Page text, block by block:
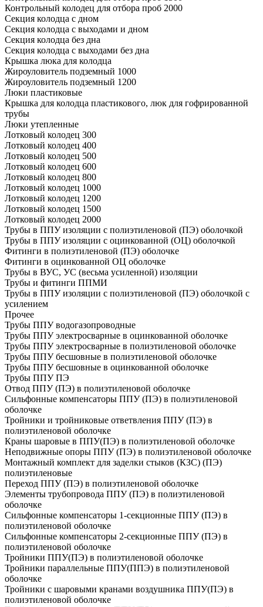
Контрольный колодец для отбора проб 2000
Секция колодца с дном
Секция колодца с выходами и дном
Секция колодца без дна
Секция колодца с выходами без дна
Крышка люка для колодца
Жироуловитель подземный 1000
Жироуловитель подземный 1200
Люки пластиковые
Крышка для колодца пластикового, люк для гофрированной
трубы
Люки утепленные
Лотковый колодец 300
Лотковый колодец 400
Лотковый колодец 500
Лотковый колодец 600
Лотковый колодец 800
Лотковый колодец 1000
Лотковый колодец 1200
Лотковый колодец 1500
Лотковый колодец 2000
Трубы в ППУ изоляции с полиэтиленовой (ПЭ) оболочкой
Трубы в ППУ изоляции с оцинкованной (ОЦ) оболочкой
Фитинги в полиэтиленовой (ПЭ) оболочке
Фитинги в оцинкованной ОЦ оболочке
Трубы в ВУС, УС (весьма усиленной) изоляции
Трубы и фитинги ППМИ
Трубы в ППУ изоляции с полиэтиленовой (ПЭ) оболочкой с
усилением
Прочее
Трубы ППУ водогазопроводные
Трубы ППУ электросварные в оцинкованной оболочке
Трубы ППУ электросварные в полиэтиленовой оболочке
Трубы ППУ бесшовные в полиэтиленовой оболочке
Трубы ППУ бесшовные в оцинкованной оболочке
Трубы ППУ ПЭ
Отвод ППУ (ПЭ) в полиэтиленовой оболочке
Сильфонные компенсаторы ППУ (ПЭ) в полиэтиленовой
оболочке
Тройники и тройниковые ответвления ППУ (ПЭ) в
полиэтиленовой оболочке
Краны шаровые в ППУ(ПЭ) в полиэтиленовой оболочке
Неподвижные опоры ППУ (ПЭ) в полиэтиленовой оболочке
Монтажный комплект для заделки стыков (КЗС) (ПЭ)
полиэтиленовые
Переход ППУ (ПЭ) в полиэтиленовой оболочке
Элементы трубопровода ППУ (ПЭ) в полиэтиленовой
оболочке
Сильфонные компенсаторы 1-секционные ППУ (ПЭ) в
полиэтиленовой оболочке
Сильфонные компенсаторы 2-секционные ППУ (ПЭ) в
полиэтиленовой оболочке
Тройники ППУ(ПЭ) в полиэтиленовой оболочке
Тройники параллельные ППУ(ППЭ) в полиэтиленовой
оболочке
Тройники с шаровыми кранами воздушника ППУ(ПЭ) в
полиэтиленовой оболочке